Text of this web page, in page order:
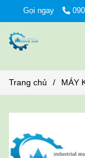
Gọi ngay
Trang chủ / MÁY